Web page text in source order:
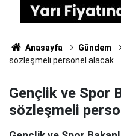
Anasayfa Gündem
sözleşmeli personel alacak
Gençlik ve Spor
sözleşmeli